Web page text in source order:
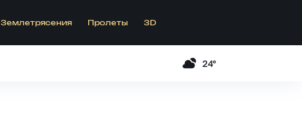
Землетрясения Пролеты 3D
24°